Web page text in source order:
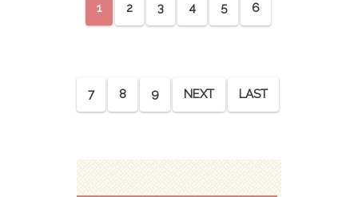
1 2 3 4 5 6
7 8 9 NEXT LAST